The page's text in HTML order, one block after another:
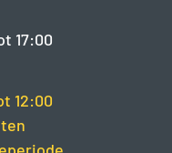
17:00
12:00